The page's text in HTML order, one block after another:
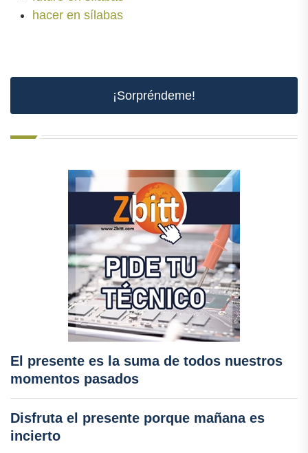
hacer en sílabas
¡Sorpréndeme!
El presente es la suma de todos nuestros
momentos pasados
Disfruta el presente porque mañana es
incierto